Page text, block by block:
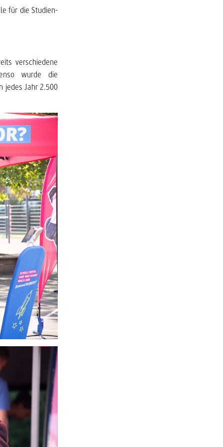
für die Studien-
verschiedene
wurde die
jedes Jahr 2.500